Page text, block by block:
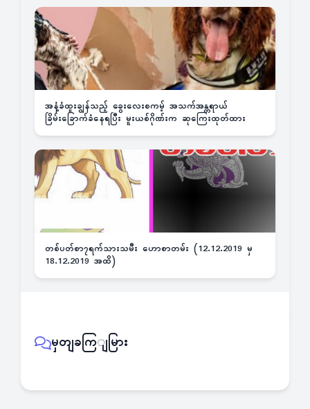
အနံ့ခံထူးချွန်သည့် ခွေးလေးစကမ့် အသက်အန္တရာယ်
ခြိမ်းခြောက်ခံနေရပြီး မူးယစ်ဂိုဏ်းက ဆုကြေးထုတ်ထား
တစ်ပတ်စာ၇ရက်သားသမီး ဟောစာတမ်း (12.12.2019 မှ
18.12.2019 အထိ)
မှတျခကြျမြား